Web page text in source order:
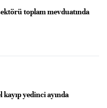
toplam mevduatında
yedinci ayında